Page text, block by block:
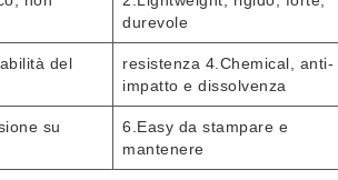
durevole
del
resistenza 4.Chemical, anti-
impatto e dissolvenza
su
6.Easy da stampare e
mantenere